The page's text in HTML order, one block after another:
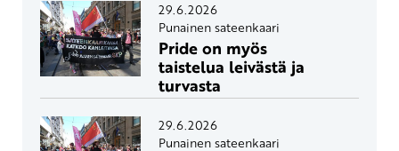
29.6.2026
Punainen sateenkaari
Pride on myös
taistelua leivästä ja
turvasta
29.6.2026
Punainen sateenkaari